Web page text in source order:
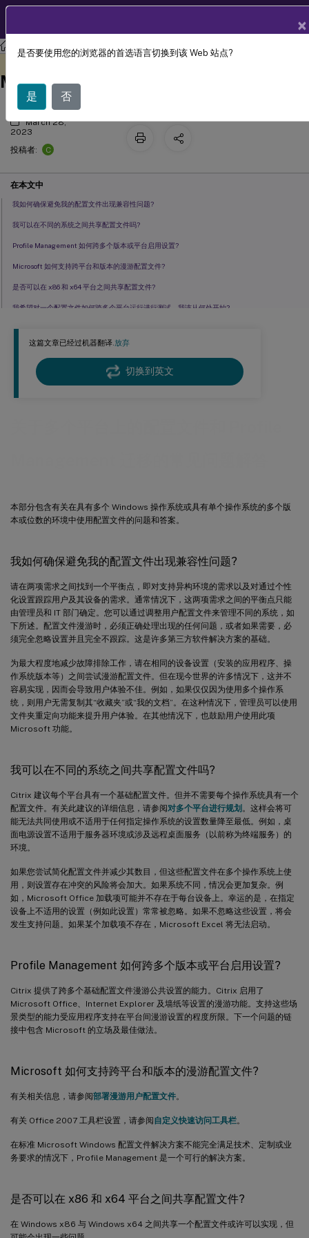
Profile Management Profile Management 2212
这篇文章已经过机器翻译.放弃
切换到英文
本部分包含有关在具有多个 Windows 操作系统或具有单个操作系统的多个版
本或位数的环境中使用配置文件的问题和答案。
我如何确保避免我的配置文件出现兼容性问题?
请在两项需求之间找到一个平衡点，即对支持异构环境的需求以及对通过个性
化设置跟踪用户及其设备的需求。通常情况下，这两项需求之间的平衡点只能
由管理员和 IT 部门确定。您可以通过调整用户配置文件来管理不同的系统，如
下所述。配置文件漫游时，必须正确处理出现的任何问题，或者如果需要，必
须完全忽略设置并且完全不跟踪。这是许多第三方软件解决方案的基础。
为最大程度地减少故障排除工作，请在相同的设备设置（安装的应用程序、操
作系统版本等）之间尝试漫游配置文件。但在现今世界的许多情况下，这并不
容易实现，因而会导致用户体验不佳。例如，如果仅仅因为使用多个操作系
统，则用户无需复制其“收藏夹”或“我的文档”。在这种情况下，管理员可以使用
文件夹重定向功能来提升用户体验。在其他情况下，也鼓励用户使用此项
Microsoft 功能。
我可以在不同的系统之间共享配置文件吗?
Citrix 建议每个平台具有一个基础配置文件。但并不需要每个操作系统具有一个
配置文件。有关此建议的详细信息，请参阅对多个平台进行规划 。这样会将可
能无法共同使用或不适用于任何指定操作系统的设置数量降至最低。例如，桌
面电源设置不适用于服务器环境或涉及远程桌面服务（以前称为终端服务）的
环境。
如果您尝试简化配置文件并减少其数目，但这些配置文件在多个操作系统上使
用，则设置存在冲突的风险将会加大。如果系统不同，情况会更加复杂。例
如，Microsoft Office 加载项可能并不存在于每台设备上。幸运的是，在指定
设备上不适用的设置（例如此设置）常常被忽略。如果不忽略这些设置，将会
发生支持问题。如果某个加载项不存在，Microsoft Excel 将无法启动。
Profile Management 如何跨多个版本或平台启用设置?
Citrix 提供了跨多个基础配置文件漫游公共设置的能力。Citrix 启用了
Microsoft Office、Internet Explorer 及墙纸等设置的漫游功能。支持这些场
景类型的能力受应用程序支持在平台间漫游设置的程度所限。下一个问题的链
接中包含 Microsoft 的立场及最佳做法。
Microsoft 如何支持跨平台和版本的漫游配置文件?
有关相关信息，请参阅部署漫游用户配置文件。
有关 Office 2007 工具栏设置，请参阅自定义快速访问工具栏。
在标准 Microsoft Windows 配置文件解决方案不能完全满足技术、定制或业
务要求的情况下，Profile Management 是一个可行的解决方案。
是否可以在 x86 和 x64 平台之间共享配置文件?
在 Windows x86 与 Windows x64 之间共享一个配置文件或许可以实现，但
关于多个平台上的配置文件和 Profile
Management 迁移的常见问题解答
March 28,
2023
投稿者:
C
在本文中
我如何确保避免我的配置文件出现兼容性问题?
我可以在不同的系统之间共享配置文件吗?
Profile Management 如何跨多个版本或平台启用设置?
Microsoft 如何支持跨平台和版本的漫游配置文件?
是否可以在 x86 和 x64 平台之间共享配置文件?
我希望对一个配置文件如何跨多个平台运行进行测试。我该从何处开始?
我是否可以根据用户登录的计算机分配配置文件?
为什么需要基于计算机的配置文件分配?
Profile Management 会将 Windows 用户配置文件迁移到 Citrix 用户配置文件吗?
×
是否要使用您的浏览器的首选语言切换到该 Web 站点?
是 否